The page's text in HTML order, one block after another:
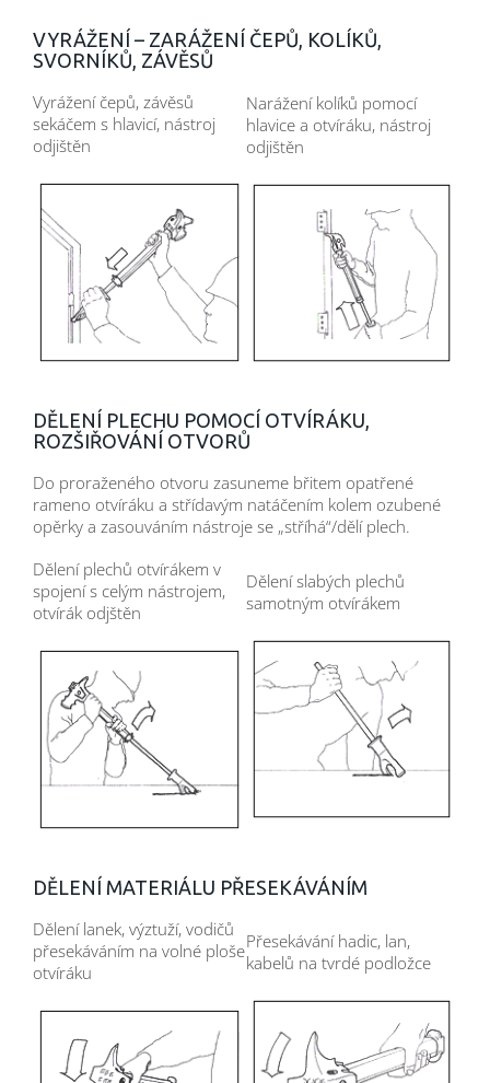
VYRÁŽENÍ – ZARÁŽENÍ ČEPŮ, KOLÍKŮ,
SVORNÍKŮ, ZÁVĚSŮ
Vyrážení čepů, závěsů
sekáčem s hlavicí, nástroj
odjištěn
Narážení kolíků pomocí
hlavice a otvíráku, nástroj
odjištěn
DĚLENÍ PLECHU POMOCÍ OTVÍRÁKU,
ROZŠIŘOVÁNÍ OTVORŮ
Do proraženého otvoru zasuneme břitem opatřené
rameno otvíráku a střídavým natáčením kolem ozubené
opěrky a zasouváním nástroje se „stříhá“/dělí plech.
Dělení plechů otvírákem v
spojení s celým nástrojem,
otvírák odjštěn
Dělení slabých plechů
samotným otvírákem
DĚLENÍ MATERIÁLU PŘESEKÁVÁNÍM
Dělení lanek, výztuží, vodičů
přesekáváním na volné ploše
otvíráku
Přesekávání hadic, lan,
kabelů na tvrdé podložce